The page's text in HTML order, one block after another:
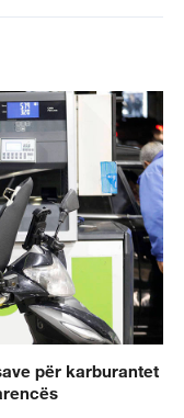
për karburantet